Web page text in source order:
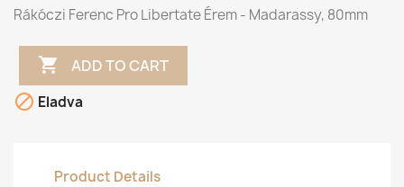
Rákóczi Ferenc Pro Libertate Érem - Madarassy, 80mm
 ADD TO CART
 Eladva
Product Details